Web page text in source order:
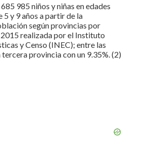
985 niños y niñas en edades
y 9 años a partir de la
según provincias por
realizada por el Instituto
y Censo (INEC); entre las
provincia con un 9.35%. (2)